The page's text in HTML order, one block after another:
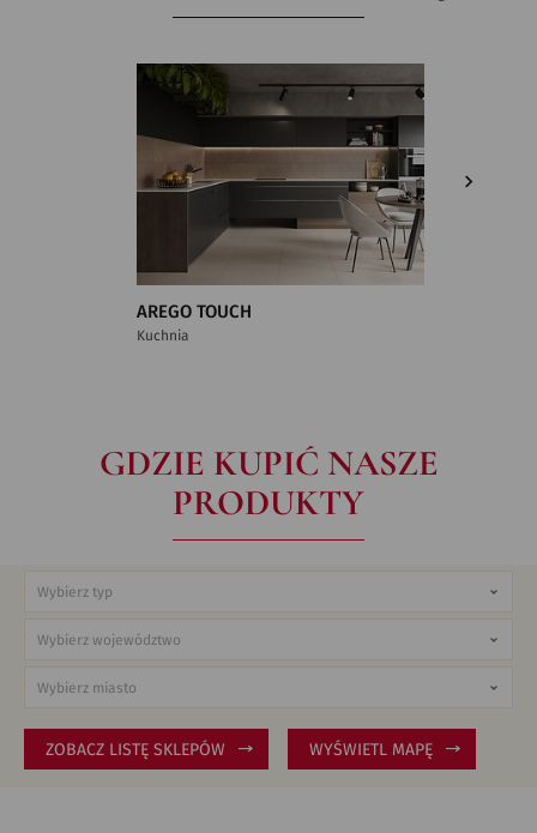
AREGO TOUCH
Kuchnia
GDZIE KUPIĆ NASZE
PRODUKTY
ZOBACZ LISTĘ SKLEPÓW WYŚWIETL MAPĘ